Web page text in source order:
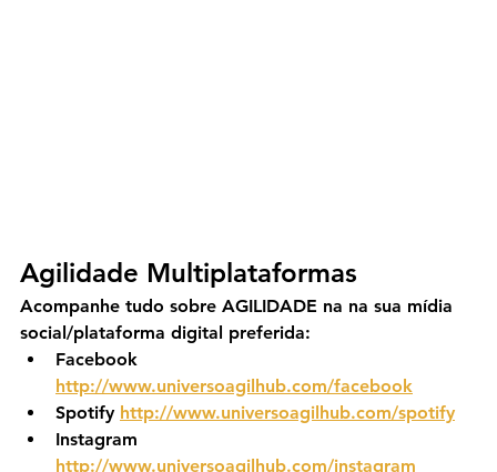
Agilidade Multiplataformas
Acompanhe tudo sobre AGILIDADE na na sua mídia
social/plataforma digital preferida:
Facebook
http://www.universoagilhub.com/facebook
Spotify http://www.universoagilhub.com/spotify
Instagram
http://www.universoagilhub.com/instagram